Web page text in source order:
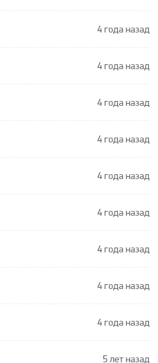
4 года назад
4 года назад
4 года назад
4 года назад
4 года назад
4 года назад
4 года назад
4 года назад
4 года назад
5 лет назад